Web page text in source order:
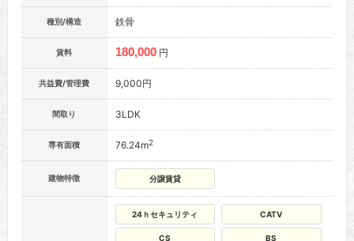
種別/構造 鉄骨
賃料 180,000 円
共益費/管理費 9,000円
間取り 3LDK
専有面積 76.24m2
建物特徴 分譲賃貸
24ｈセキュリティ CATV
CS BS